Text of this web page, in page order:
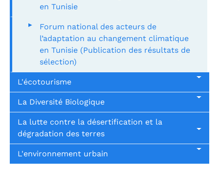
en Tunisie
Forum national des acteurs de
l’adaptation au changement climatique
en Tunisie (Publication des résultats de
sélection)
L'écotourisme
La Diversité Biologique
La lutte contre la désertification et la
dégradation des terres
L'environnement urbain